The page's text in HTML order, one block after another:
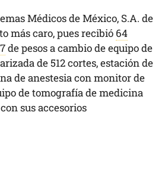
Médicos de México, S.A. de
más caro, pues recibió 64
de pesos a cambio de equipo de
de 512 cortes, estación de
de anestesia con monitor de
de tomografía de medicina
sus accesorios